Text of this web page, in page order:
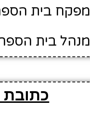
מפקח בית
מנהל בית
כתובת